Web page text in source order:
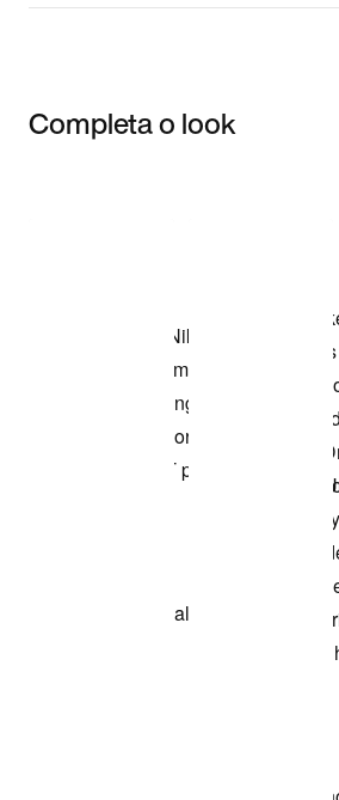
Completa o look